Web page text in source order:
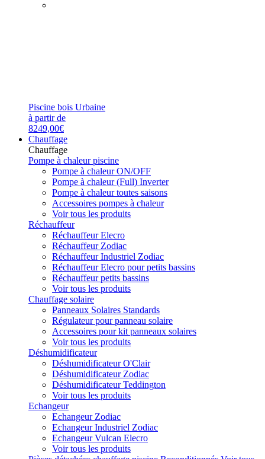
Piscine bois Urbaine
à partir de
8249,00€
Chauffage
Chauffage
Pompe à chaleur piscine
Pompe à chaleur ON/OFF
Pompe à chaleur (Full) Inverter
Pompe à chaleur toutes saisons
Accessoires pompes à chaleur
Voir tous les produits
Réchauffeur
Réchauffeur Elecro
Réchauffeur Zodiac
Réchauffeur Industriel Zodiac
Réchauffeur Elecro pour petits bassins
Réchauffeur petits bassins
Voir tous les produits
Chauffage solaire
Panneaux Solaires Standards
Régulateur pour panneau solaire
Accessoires pour kit panneaux solaires
Voir tous les produits
Déshumidificateur
Déshumidificateur O'Clair
Déshumidificateur Zodiac
Déshumidificateur Teddington
Voir tous les produits
Echangeur
Echangeur Zodiac
Echangeur Industriel Zodiac
Echangeur Vulcan Elecro
Voir tous les produits